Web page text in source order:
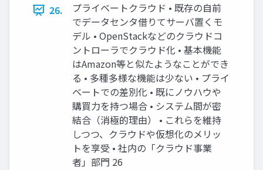
26.
プライベートクラウド • 既存の自前
でデータセンタ借りてサーバ置くモ
デル • OpenStackなどのクラウドコ
ントローラでクラウド化 • 基本機能
はAmazon等と似たようなことができ
る • 多種多様な機能は少ない • プライ
ベートでの差別化 • 既にノウハウや
購買力を持つ場合 • システム間が密
結合（消極的理由） • これらを維持
しつつ、クラウドや仮想化のメリッ
トを享受 • 社内の「クラウド事業
者」部門 26